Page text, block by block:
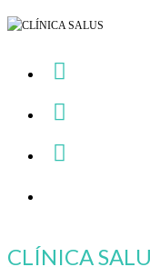
Ir
contenido
CLÍNICA